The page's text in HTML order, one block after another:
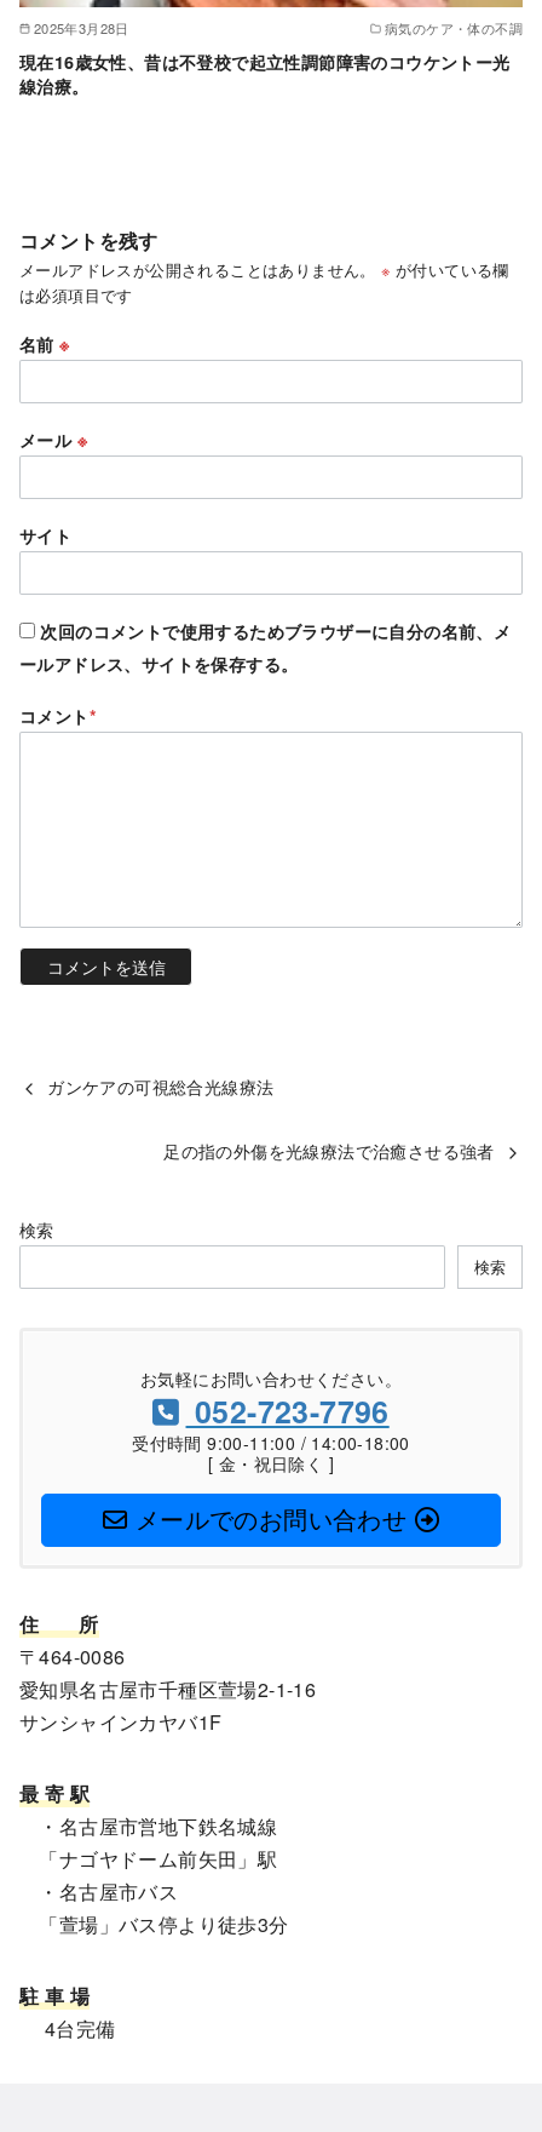
2025年3月28日 病気のケア・体の不調
現在16歳女性、昔は不登校で起立性調節障害のコウケントー光
線治療。
コメントを残す
メールアドレスが公開されることはありません。 ※ が付いている欄
は必須項目です
名前※
メール ※
サイト
次回のコメントで使用するためブラウザーに自分の名前、メ
ールアドレス、サイトを保存する。
コメント*
ガンケアの可視総合光線療法
足の指の外傷を光線療法で治癒させる強者
検索
検索
お気軽にお問い合わせください。
052-723-7796
受付時間 9:00-11:00 / 14:00-18:00
[ 金・祝日除く ]
メールでのお問い合わせ
住
所
〒464-0086
愛知県名古屋市千種区萱場2-1-16
サンシャインカヤバ1F
最 寄 駅
・名古屋市営地下鉄名城線
「ナゴヤドーム前矢田」駅
・名古屋市バス
「萱場」バス停より徒歩3分
駐 車 場
4台完備